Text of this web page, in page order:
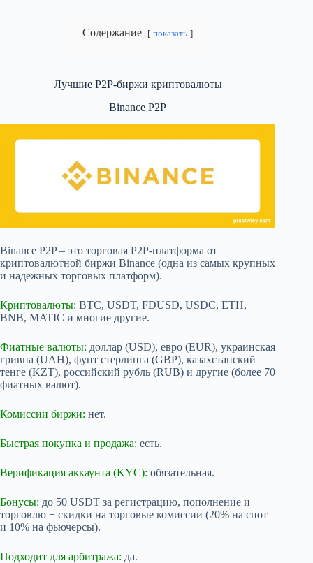
Содержание показать
Лучшие P2P-биржи криптовалюты
Binance P2P
Binance P2P – это торговая P2P-платформа от
криптовалютной биржи Binance (одна из самых крупных
и надежных торговых платформ).
Криптовалюты: BTC, USDT, FDUSD, USDC, ETH,
BNB, MATIC и многие другие.
Фиатные валюты: доллар (USD), евро (EUR), украинская
гривна (UAH), фунт стерлинга (GBP), казахстанский
тенге (KZT), российский рубль (RUB) и другие (более 70
фиатных валют).
Комиссии биржи: нет.
Быстрая покупка и продажа: есть.
Верификация аккаунта (KYC): обязательная.
Бонусы: до 50 USDT за регистрацию, пополнение и
торговлю + скидки на торговые комиссии (20% на спот
и 10% на фьючерсы).
Подходит для арбитража: да.